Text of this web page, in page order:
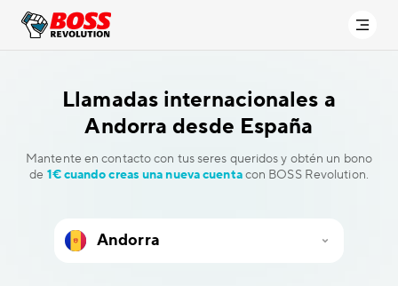
Llamadas internacionales a
Andorra desde España
Mantente en contacto con tus seres queridos y obtén un bono
de 1€ cuando creas una nueva cuentacon BOSS Revolution.